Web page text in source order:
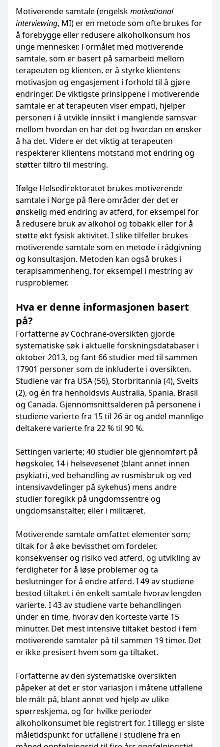
Motiverende samtale (engelskmotivational
interviewing, MI) er en metode som ofte brukes for
å forebygge eller redusere alkoholkonsum hos
unge mennesker. Formålet med motiverende
samtale, som er basert på samarbeid mellom
terapeuten og klienten, er å styrke klientens
motivasjon og engasjement i forhold til å gjøre
endringer. De viktigste prinsippene i motiverende
samtale er at terapeuten viser empati, hjelper
personen i å utvikle innsikt i manglende samsvar
mellom hvordan en har det og hvordan en ønsker
å ha det. Videre er det viktig at terapeuten
respekterer klientens motstand mot endring og
støtter tiltro til mestring.
Ifølge Helsedirektoratet brukes motiverende
samtale i Norge på flere områder der det er
ønskelig med endring av atferd, for eksempel for
å redusere bruk av alkohol og tobakk eller for å
støtte økt fysisk aktivitet. I slike tilfeller brukes
motiverende samtale som en metode i rådgivning
og konsultasjon. Metoden kan også brukes i
terapisammenheng, for eksempel i mestring av
rusproblemer.
Hva er denne informasjonen basert
på?
Forfatterne av Cochrane-oversikten gjorde
systematiske søk i aktuelle forskningsdatabaser i
oktober 2013, og fant 66 studier med til sammen
17901 personer som de inkluderte i oversikten.
Studiene var fra USA (56), Storbritannia (4), Sveits
(2), og én fra henholdsvis Australia, Spania, Brasil
og Canada. Gjennomsnittsalderen på personene i
studiene varierte fra 15 til 26 år og andel mannlige
deltakere varierte fra 22 % til 90 %.
Settingen varierte; 40 studier ble gjennomført på
høgskoler, 14 i helsevesenet (blant annet innen
psykiatri, ved behandling av rusmisbruk og ved
intensivavdelinger på sykehus) mens andre
studier foregikk på ungdomssentre og
ungdomsanstalter, eller i militæret.
Motiverende samtale omfattet elementer som;
tiltak for å øke bevissthet om fordeler,
konsekvenser og risiko ved atferd, og utvikling av
ferdigheter for å løse problemer og ta
beslutninger for å endre atferd. I 49 av studiene
bestod tiltaket i én enkelt samtale hvorav lengden
varierte. I 43 av studiene varte behandlingen
under en time, hvorav den korteste varte 15
minutter. Det mest intensive tiltaket bestod i fem
motiverende samtaler på til sammen 19 timer. Det
er ikke presisert hvem som ga tiltaket.
Forfatterne av den systematiske oversikten
påpeker at det er stor variasjon i måtene utfallene
ble målt på, blant annet ved hjelp av ulike
spørreskjema, og for hvilke perioder
alkoholkonsumet ble registrert for. I tillegg er siste
måletidspunkt for utfallene i studiene fra en